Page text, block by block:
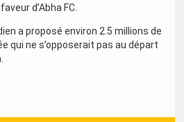
d’Abha FC.
a proposé environ 2.5 millions de
qui ne s’opposerait pas au départ